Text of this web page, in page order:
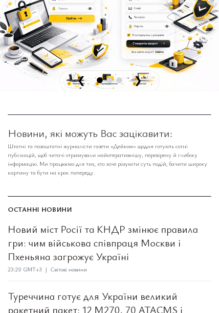
❮ ❯
Новини, які можуть Вас зацікавити:
Штатні та позаштатні журналісти газети «Дейком» щодня готують сотні
публікацій, щоб читачі отримували найоперативнішу, перевірену й глибоку
інформацію. Ми працюємо для тих, хто хоче розуміти суть подій, бачити широку
картину та бути на крок попереду.
ОСТАННІ НОВИНИ
Новий міст Росії та КНДР змінює правила
гри: чим військова співпраця Москви і
Пхеньяна загрожує Україні
23:20 GMT+3 | Світові новини
Туреччина готує для України великий
ракетний пакет: 12 M270, 70 ATACMS і